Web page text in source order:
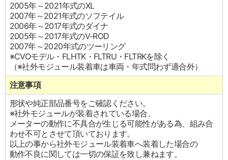
2005年～2021年式のXL
2007年～2021年式のソフテイル
2006年～2017年式のダイナ
2005年～2017年式のV-ROD
2007年～2020年式のツーリング
※CVOモデル・FLHTK・FLTRU・FLTRKを除く
（※社外モジュール装着車は車両・年式問わず適合外）
注意事項
形状や純正部品番号をご確認ください。
※社外モジュールが装着されている場合、
メーターの動作に不具合が生じる可能性がある為、組み合
わせ不可とさせて頂いております。
以上の事から社外モジュール装着車へ装着した場合の
動作不良に関しては一切の保証を致し兼ねます。